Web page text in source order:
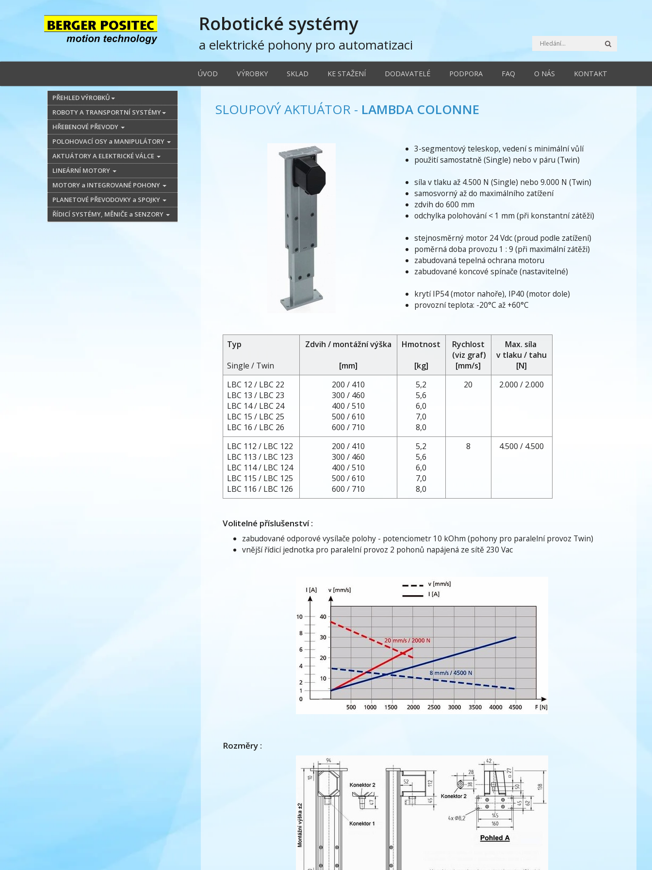
Robotické systémy
a elektrické pohony pro automatizaci
ÚVOD VÝROBKY SKLAD KE STAŽENÍ DODAVATELÉ PODPORA FAQ O NÁS KONTAKT
SLOUPOVÝ AKTUÁTOR - LAMBDA COLONNE
3-segmentový teleskop, vedení s minimální vůlí
použití samostatně (Single) nebo v páru (Twin)
síla v tlaku až 4.500 N (Single) nebo 9.000 N (Twin)
samosvorný až do maximálního zatížení
zdvih do 600 mm
odchylka polohování < 1 mm (při konstantní zátěži)
stejnosměrný motor 24 Vdc (proud podle zatížení)
poměrná doba provozu 1 : 9 (při maximální zátěži)
zabudovaná tepelná ochrana motoru
zabudované koncové spínače (nastavitelné)
krytí IP54 (motor nahoře), IP40 (motor dole)
provozní teplota: -20°C až +60°C
Typ
Single / Twin
Zdvih / montážní výška
[mm]
Hmotnost
[kg]
Rychlost
(viz graf)
[mm/s]
Max. síla
v tlaku / tahu
[N]
LBC 12 / LBC 22
LBC 13 / LBC 23
LBC 14 / LBC 24
LBC 15 / LBC 25
LBC 16 / LBC 26
200 / 410
300 / 460
400 / 510
500 / 610
600 / 710
5,2
5,6
6,0
7,0
8,0
20 2.000 / 2.000
LBC 112 / LBC 122
LBC 113 / LBC 123
LBC 114 / LBC 124
LBC 115 / LBC 125
LBC 116 / LBC 126
200 / 410
300 / 460
400 / 510
500 / 610
600 / 710
5,2
5,6
6,0
7,0
8,0
8 4.500 / 4.500
Volitelné příslušenství :
zabudované odporové vysílače polohy - potenciometr 10 kOhm (pohony pro paralelní provoz Twin)
vnější řídicí jednotka pro paralelní provoz 2 pohonů napájená ze sítě 230 Vac
Rozměry :
PŘEHLED VÝROBKŮ
ROBOTY A TRANSPORTNÍ SYSTÉMY
HŘEBENOVÉ PŘEVODY
POLOHOVACÍ OSY a MANIPULÁTORY
AKTUÁTORY A ELEKTRICKÉ VÁLCE
LINEÁRNÍ MOTORY
MOTORY a INTEGROVANÉ POHONY
PLANETOVÉ PŘEVODOVKY a SPOJKY
ŘÍDICÍ SYSTÉMY, MĚNIČE a SENZORY